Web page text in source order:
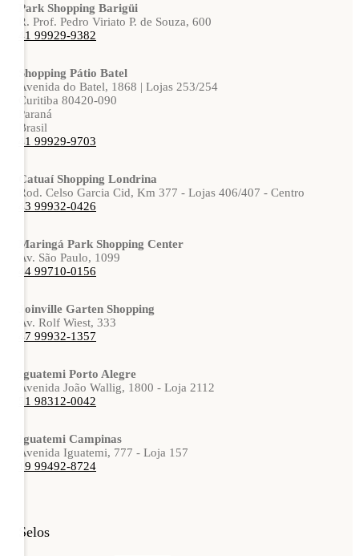
Park Shopping Barigüi
R. Prof. Pedro Viriato P. de Souza, 600
41 99929-9382
Shopping Pátio Batel
Avenida do Batel, 1868 | Lojas 253/254
Curitiba 80420-090
Paraná
Brasil
41 99929-9703
Catuaí Shopping Londrina
Rod. Celso Garcia Cid, Km 377 - Lojas 406/407 - Centro
43 99932-0426
Maringá Park Shopping Center
Av. São Paulo, 1099
44 99710-0156
Joinville Garten Shopping
Av. Rolf Wiest, 333
47 99932-1357
Iguatemi Porto Alegre
Avenida João Wallig, 1800 - Loja 2112
51 98312-0042
Iguatemi Campinas
Avenida Iguatemi, 777 - Loja 157
19 99492-8724
Selos